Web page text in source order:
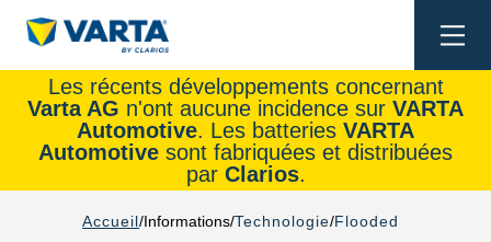
Les récents développements concernant
Varta AG n'ont aucune incidence sur VARTA
Automotive. Les batteries VARTA
Automotive sont fabriquées et distribuées
par Clarios.
Accueil Informations Technologie Flooded